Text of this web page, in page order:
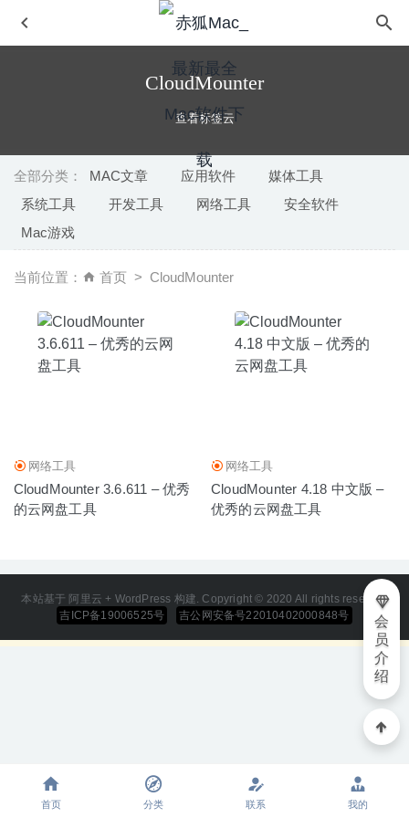
CloudMounter
查看标签云
全部分类： MAC文章 应用软件
媒体工具
系统工具
开发工具 网络工具
安全软件
Mac游戏
当前位置： 首页 CloudMounter
网络工具
CloudMounter 3.6.611 – 优秀
的云网盘工具
网络工具
CloudMounter 4.18 中文版 –
优秀的云网盘工具
本站基于 阿里云 + WordPress 构建. Copyright © 2020 All rights reserved
吉ICP备19006525号
吉公网安备号22010402000848号
会
员
介
绍
色剪辑软件
Privatus 6.2.5 – 网页缓存自动清理工具
2020-08-09
FonePaw Screen Recorder 3.9.0 中文版-非常好用的屏幕
录像、截图工具
首页 分类 联系 我的